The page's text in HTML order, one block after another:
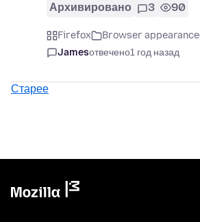
Архивировано 3 90
Firefox Browser appearance
Jamesотвечено1 год назад
Старее